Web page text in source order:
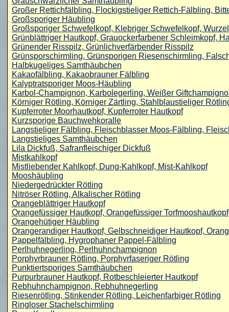
Großer Rettichfälbling, Flockigstieliger Rettich-Fälbling,
Großsporiger Häubling
Großsporiger Schwefelkopf, Klebriger Schwefelkopf,
Grünblättriger Hautkopf, Grauockerfarbener Schleimkopf,
Grünender Risspilz, Grünlichverfärbender Risspilz
Grünsporschirmling, Grünsporigen Riesenschirmling,
Halbkugeliges Samthäubchen
Kakaofälbling, Kakaobrauner Fälbling
Kalyptratsporiger Moos-Häubling
Karbol-Champignon, Karbolegerling, Weißer
Körniger Rötling, Körniger Zärtling, Stahlblaustieliger
Kupferroter Moorhautkopf, Kupferroter Hautkopf
Kurzsporige Bauchwehkoralle
Langstieliger Fälbling, Fleischblasser Moos-Fälbling,
Langstieliges Samthäubchen
Lila Dickfuß, Safranfleischiger Dickfuß
Mistkahlkopf
Mistliebender Kahlkopf, Dung-Kahlkopf, Mist-Kahlkopf
Mooshäubling
Niedergedrückter Rötling
Nitröser Rötling, Alkalischer Rötling
Orangeblättriger Hautkopf
Orangefüssiger Hautkopf, Orangefüssiger Torfmooshautkopf
Orangehütiger Häubling
Orangerandiger Hautkopf, Gelbschneidiger Hautkopf,
Pappelfälbling, Hygrophaner Pappel-Fälbling
Perlhuhnegerling, Perlhuhnchampignon
Porphyrbrauner Rötling, Porphyrfaseriger Rötling
Punktiertsporiges Samthäubchen
Purpurbrauner Hautkopf, Rotbeschleierter Hautkopf
Rebhuhnchampignon, Rebhuhnegerling
Riesenrötling, Stinkender Rötling, Leichenfarbiger Rötling
Ringloser Stachelschirmling